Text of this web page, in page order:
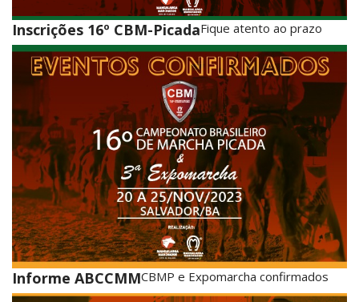
Inscrições 16º CBM-PicadaFique atento ao prazo
Informe ABCCMMCBMP e Expomarcha confirmados